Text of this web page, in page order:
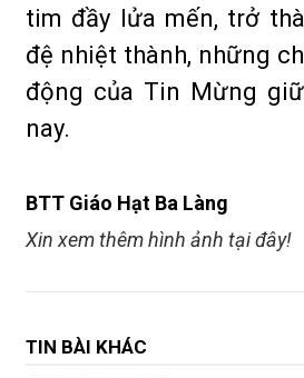
tim đầy lửa mến, trở
đệ nhiệt thành, những
động của Tin Mừng
nay.
BTT Giáo Hạt Ba Làng
Xin xem thêm hình ảnh tại đây!
TIN BÀI KHÁC